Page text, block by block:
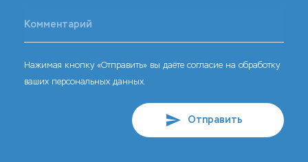
Нажимая кнопку «Отправить» вы даёте согласие на обработку
ваших персональных данных.
Отправить